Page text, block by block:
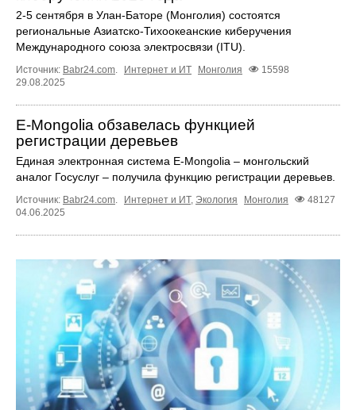
2-5 сентября в Улан-Баторе (Монголия) состоятся
региональные Азиатско-Тихоокеанские киберучения
Международного союза электросвязи (ITU).
Источник: Babr24.com Интернет и ИТ Монголия
15598
29.08.2025
E-Mongolia обзавелась функцией
регистрации деревьев
Единая электронная система E-Mongolia – монгольский
аналог Госуслуг – получила функцию регистрации деревьев.
Источник: Babr24.com. Интернет и ИТ, Экология Монголия
48127
04.06.2025